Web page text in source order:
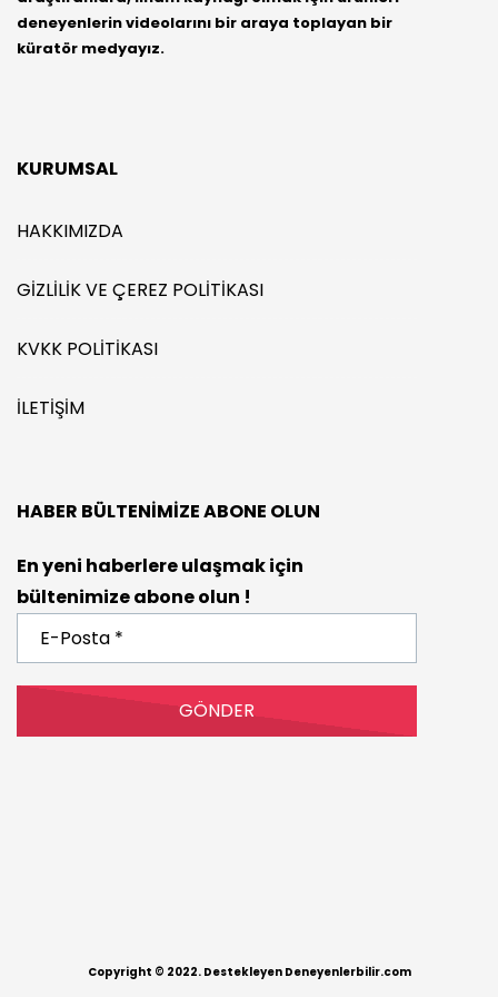
deneyenlerin videolarını bir araya toplayan bir
küratör medyayız.
KURUMSAL
HAKKIMIZDA
GIZLILIK VE ÇEREZ POLITIKASI
KVKK POLITIKASI
İLETIŞIM
HABER BÜLTENIMIZE ABONE OLUN
En yeni haberlere ulaşmak için
bültenimize abone olun !
Posta
*
Copyright © 2022. Destekleyen Deneyenlerbilir.com